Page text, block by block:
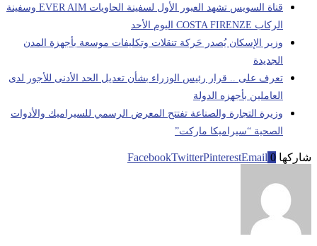
قناة السويس تشهد العبور الأول لسفينة الحاويات EVER AIM وسفينة
الركاب COSTA FIRENZE اليوم الأحد
وزير الإسكان يُصدر حَركة تنقلات وتكليفات موسعة بأجهزة المدن
الجديدة
تعرف على .. قرار رئيس الوزراء بشأن تعديل الحد الأدنى للأجور لدى
العاملين بأجهزه الدولة
وزيرة التجارة والصناعة تفتتح المعرض الرسمي للسيراميك والأدوات
الصحية “سيراميكا ماركت”
شاركها 0
FacebookTwitterPinterestEmail